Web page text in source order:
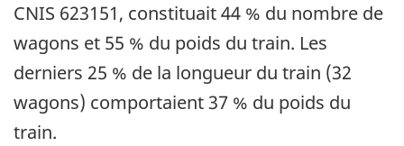
CNIS 623151, constituait 44 % du nombre de
wagons et 55 % du poids du train. Les
derniers 25 % de la longueur du train (32
wagons) comportaient 37 % du poids du
train.